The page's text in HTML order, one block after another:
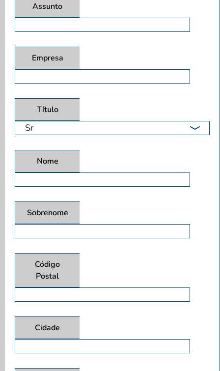
Assunto
Empresa
Título
Nome
Sobrenome
Código
Postal
Cidade